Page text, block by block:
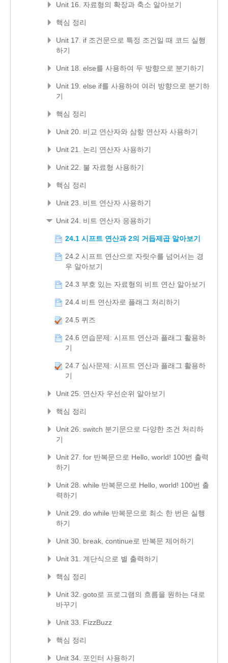
Unit 16. 자료형의 확장과 축소 알아보기
핵심 정리
Unit 17. if 조건문으로 특정 조건일 때 코드 실행
하기
Unit 18. else를 사용하여 두 방향으로 분기하기
Unit 19. else if를 사용하여 여러 방향으로 분기하
기
핵심 정리
Unit 20. 비교 연산자와 삼항 연산자 사용하기
Unit 21. 논리 연산자 사용하기
Unit 22. 불 자료형 사용하기
핵심 정리
Unit 23. 비트 연산자 사용하기
Unit 24. 비트 연산자 응용하기
24.1 시프트 연산과 2의 거듭제곱 알아보기
24.2 시프트 연산으로 자릿수를 넘어서는 경
우 알아보기
24.3 부호 있는 자료형의 비트 연산 알아보기
24.4 비트 연산자로 플래그 처리하기
24.5 퀴즈
24.6 연습문제: 시프트 연산과 플래그 활용하
기
24.7 심사문제: 시프트 연산과 플래그 활용하
기
Unit 25. 연산자 우선순위 알아보기
핵심 정리
Unit 26. switch 분기문으로 다양한 조건 처리하
기
Unit 27. for 반복문으로 Hello, world! 100번 출력
하기
Unit 28. while 반복문으로 Hello, world! 100번 출
력하기
Unit 29. do while 반복문으로 최소 한 번은 실행
하기
Unit 30. break, continue로 반복문 제어하기
Unit 31. 계단식으로 별 출력하기
핵심 정리
Unit 32. goto로 프로그램의 흐름을 원하는 대로
바꾸기
Unit 33. FizzBuzz
핵심 정리
Unit 34. 포인터 사용하기